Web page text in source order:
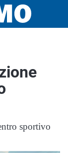
sportivo